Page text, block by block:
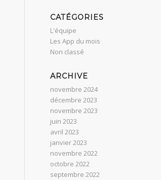
CATÉGORIES
L'équipe
Les App du mois
Non classé
ARCHIVE
novembre 2024
décembre 2023
novembre 2023
juin 2023
avril 2023
janvier 2023
novembre 2022
octobre 2022
septembre 2022